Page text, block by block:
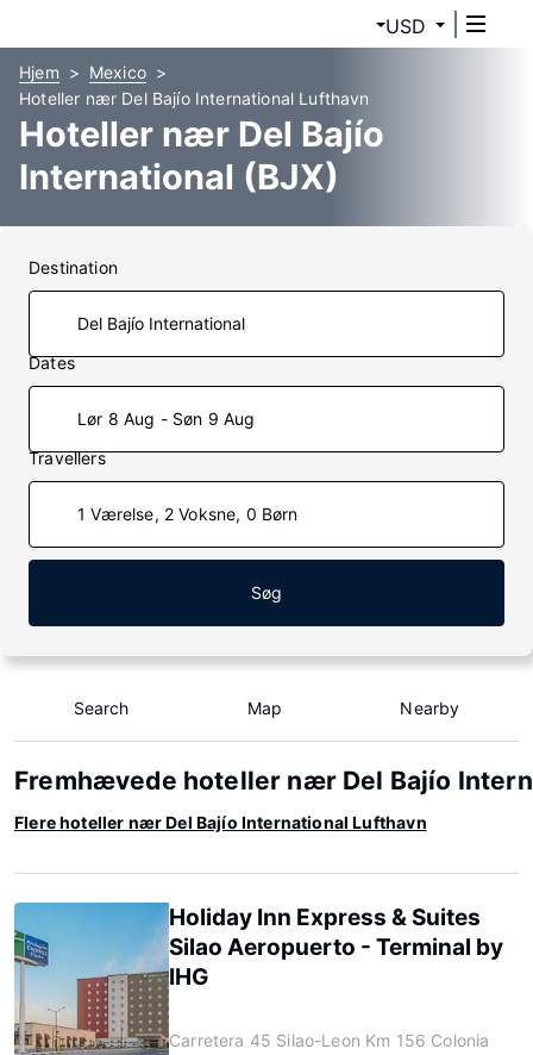
USD
Hjem
Mexico
Hoteller nær Del Bajío International Lufthavn
Hoteller nær Del Bajío
International (BJX)
Destination
Dates
Lør 8 Aug - Søn 9 Aug
Travellers
1 Værelse, 2 Voksne, 0 Børn
Søg
Search Map Nearby
Fremhævede hoteller nær Del Bajío
Flere hoteller nær Del Bajío International Lufthavn
Holiday Inn Express & Suites
Silao Aeropuerto - Terminal by
IHG
Carretera 45 Silao-Leon Km 156 Colonia